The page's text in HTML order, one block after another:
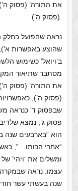
את התורה’ (פסוק
נראה שהפועל בחלק
שהוצע באפשרות א’),
ב’ויואל’ כשימוש
מסתבר שתיאור
את התורה’ (פסוק
(פסוק ה’),
שבפסוק ד’ כנראה
פסוק ג’, נמצא
הוא “בארבעים שנה
“אחרי הכותו…”,
ומשלים את ‘ויהי’
עצמו. נראה שבמקרה
שנה בעשתי עשר